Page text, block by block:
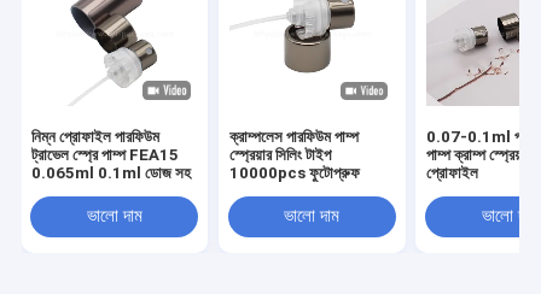
নিম্ন প্রোফাইল পারফিউম
ট্রাভেল স্প্রে পাম্প FEA15
0.065ml 0.1ml ডোজ সহ
ভালো দাম
ক্রাম্পলেস পারফিউম পাম্প
স্প্রেয়ার সিলিং টাইপ
10000pcs ফুটোপ্রুফ
ভালো দাম
0.07-0.1ml
পাম্প ক্রাম্প স্প্রেয়ার
প্রোফাইল
ভালো দাম